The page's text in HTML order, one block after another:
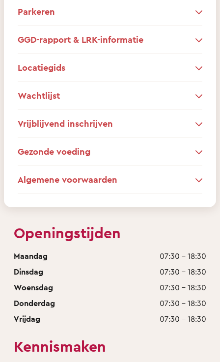
Parkeren
GGD-rapport & LRK-informatie
Locatiegids
Wachtlijst
Vrijblijvend inschrijven
Gezonde voeding
Algemene voorwaarden
Openingstijden
Maandag
07:30 - 18:30
Dinsdag
07:30 - 18:30
Woensdag
07:30 - 18:30
Donderdag
07:30 - 18:30
Vrijdag
07:30 - 18:30
Kennismaken